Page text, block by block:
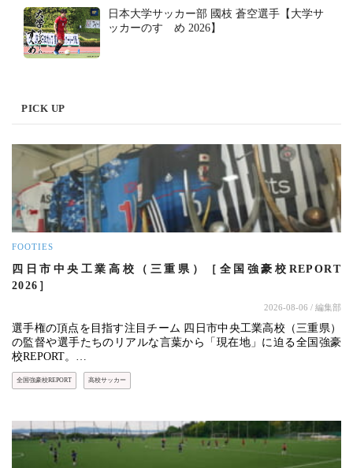
日本大学サッカー部 國枝 蒼空選手【大学サ
ッカーのすゝめ 2026】
PICK UP
FOOTIES
四日市中央工業高校（三重県）［全国強豪校REPORT
2026］
2026-08-06 / 編集部
選手権の頂点を目指す注目チーム 四日市中央工業高校（三重県）
の監督や選手たちのリアルな言葉から「現在地」に迫る全国強豪
校REPORT。…
全国強豪校REPORT 高校サッカー